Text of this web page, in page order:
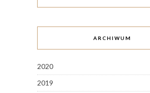
ARCHIWUM
2020
2019